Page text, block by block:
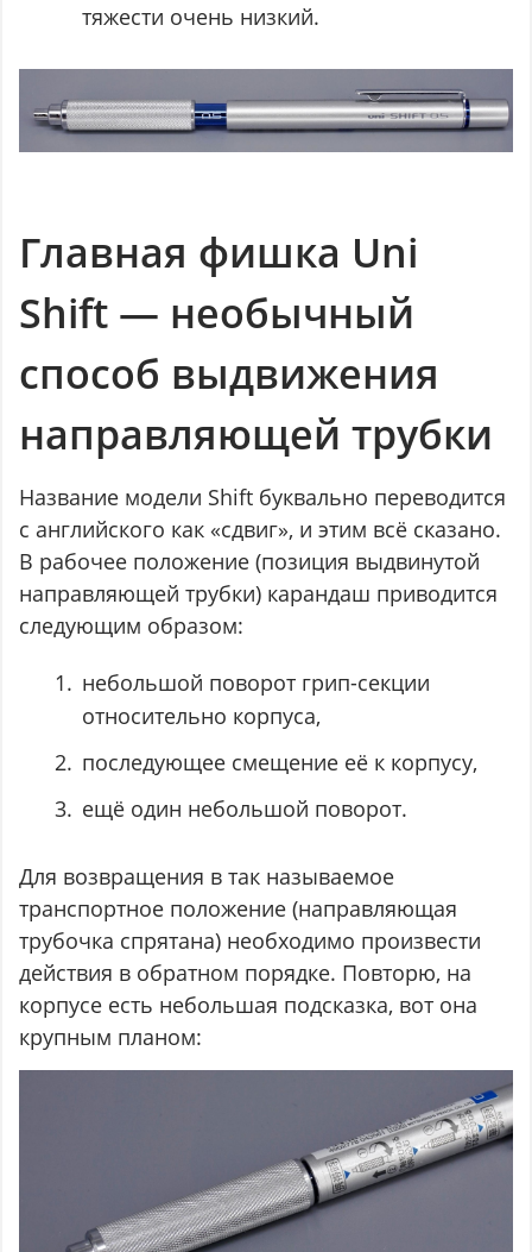
тяжести очень низкий.
Главная фишка Uni
Shift — необычный
способ выдвижения
направляющей трубки
Название модели Shift буквально переводится
с английского как «сдвиг», и этим всё сказано.
В рабочее положение (позиция выдвинутой
направляющей трубки) карандаш приводится
следующим образом:
небольшой поворот грип-секции
относительно корпуса,
последующее смещение её к корпусу,
ещё один небольшой поворот.
Для возвращения в так называемое
транспортное положение (направляющая
трубочка спрятана) необходимо произвести
действия в обратном порядке. Повторю, на
корпусе есть небольшая подсказка, вот она
крупным планом: